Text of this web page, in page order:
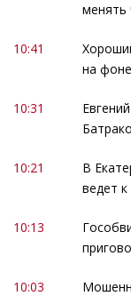
менять
10:41
на
10:31
10:21
В
ведет
10:13
10:03